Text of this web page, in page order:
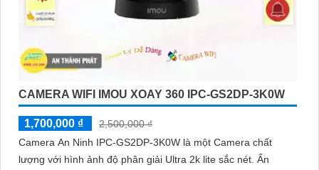
CAMERA WIFI IMOU XOAY 360 IPC-GS2DP-3K0W
1,700,000 ₫
2,500,000 ₫
Camera An Ninh IPC-GS2DP-3K0W là một Camera chất
lượng với hình ảnh độ phân giải Ultra 2k lite sắc nét. Ấn